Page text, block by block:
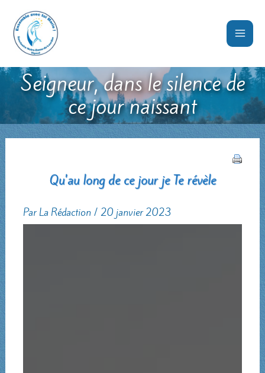
contenu
Seigneur, dans le silence de
ce jour naissant
Qu'au long de ce jour je Te révèle
ParLa Rédaction / 20 janvier 2023